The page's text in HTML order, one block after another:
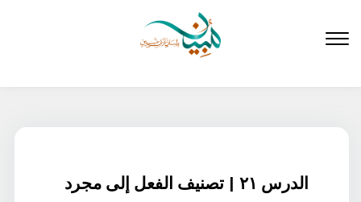
المحتوى
الدرس ٢١ | تصنيف الفعل إلى مجرد